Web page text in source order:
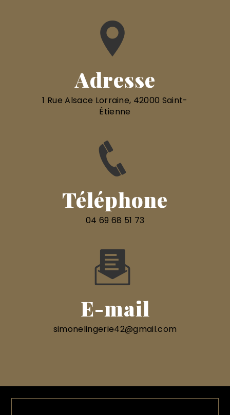
Adresse
1 Rue Alsace Lorraine, 42000 Saint-
Étienne
Téléphone
04 69 68 51 73
E-mail
simonelingerie42@gmail.com